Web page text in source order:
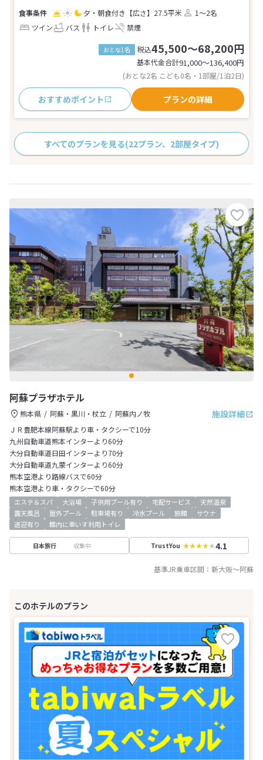
夕・朝食付き 【広さ】27.5平米
1～2名
ツイン
バス トイレ 禁煙
おとな1名 税込45,500～68,200円
基本代金合計91,000〜136,400円
(おとな2名 こども0名・1部屋/1泊2日)
おすすめポイント プランの詳細
すべてのプランを見る(22プラン、2部屋タイプ)
阿蘇プラザホテル
施設詳細
熊本県 阿蘇・黒川・杖立
阿蘇内ノ牧
ＪＲ豊肥本線阿蘇駅より車・タクシーで10分
九州自動車道熊本インターより60分
大分自動車道日田インターより70分
大分自動車道九蒙インターより60分
熊本空港より路線バスで60分
熊本空港より車・タクシーで60分
エステ＆スパ 大浴場 子供用プール有り 宅配サービス
天然温泉
露天風呂
屋外プール 駐車場有り 冷水プール 旅館
サウナ
送迎有り
館内に車いす利用トイレ
日本旅行 収集中 TrustYou 4.1
基準JR乗車区間： 新大阪～阿蘇